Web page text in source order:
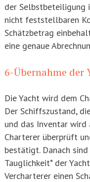
der Selbstbeteiligung
nicht feststellbaren
Schätzbetrag
eine genaue
6-Übernahme der
Die Yacht wird dem
Der Schiffszustand,
und das Inventar wird
Charterer überprüft
bestätigt. Danach
Tauglichkeit* der
Vercharterer einen